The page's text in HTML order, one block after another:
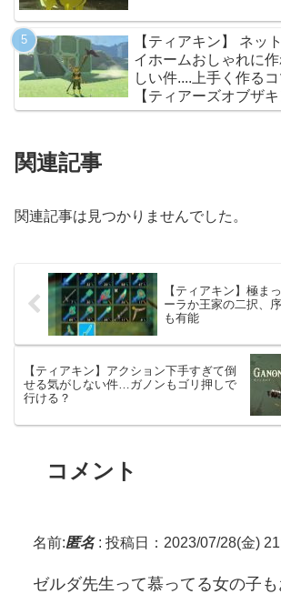
【ティアキン】 ネッ
イホームおしゃれに
しい件....上手く作る
【ティアーズオブザキ
関連記事
関連記事は見つかりませんでした。
【ティアキン】極ま
ーラか王家の二択、
も有能
【ティアキン】アクション下手すぎて倒
せる気がしない件…ガノンもゴリ押しで
行ける？
コメント
名前:匿名: 投稿日：2023/07/28(金)
ゼルダ先生って慕ってる女の子